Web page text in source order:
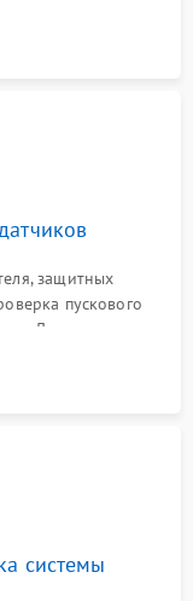
компрессору,
защитных
пускового
Для машин с
компрессора и
системы